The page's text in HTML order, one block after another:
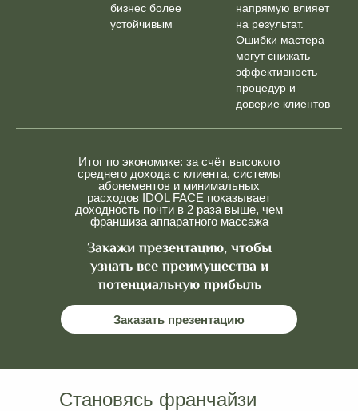
бизнес более
устойчивым
напрямую влияет
на результат.
Ошибки мастера
могут снижать
эффективность
процедур и
доверие клиентов
Итог по экономике: за счёт высокого
среднего дохода с клиента, системы
абонементов и минимальных
расходов IDOL FACE показывает
доходность почти в 2 раза выше, чем
франшиза аппаратного массажа
Заказать презентацию
Закажи презентацию, чтобы
узнать все преимущества и
потенциальную прибыль
Становясь франчайзи